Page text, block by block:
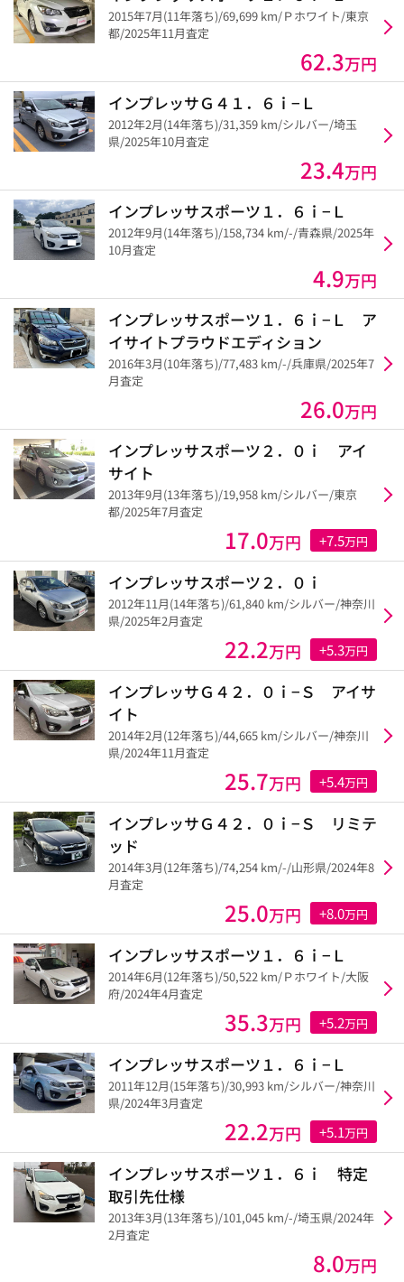
2015年7月(11年落ち)/69,699 km/Ｐホワイト/東京
都/2025年11月査定
62.3万円
インプレッサＧ４１．６ｉ−Ｌ
2012年2月(14年落ち)/31,359 km/シルバー/埼玉
県/2025年10月査定
23.4万円
インプレッサスポーツ１．６ｉ−Ｌ
2012年9月(14年落ち)/158,734 km/-/青森県/2025年
10月査定
4.9万円
インプレッサスポーツ１．６ｉ−Ｌ ア
イサイトプラウドエディション
2016年3月(10年落ち)/77,483 km/-/兵庫県/2025年7
月査定
26.0万円
インプレッサスポーツ２．０ｉ アイ
サイト
2013年9月(13年落ち)/19,958 km/シルバー/東京
都/2025年7月査定
17.0万円 +7.5万円
インプレッサスポーツ２．０ｉ
2012年11月(14年落ち)/61,840 km/シルバー/神奈川
県/2025年2月査定
22.2万円 +5.3万円
インプレッサＧ４２．０ｉ−Ｓ アイサ
イト
2014年2月(12年落ち)/44,665 km/シルバー/神奈川
県/2024年11月査定
25.7万円 +5.4万円
インプレッサＧ４２．０ｉ−Ｓ リミテ
ッド
2014年3月(12年落ち)/74,254 km/-/山形県/2024年8
月査定
25.0万円 +8.0万円
インプレッサスポーツ１．６ｉ−Ｌ
2014年6月(12年落ち)/50,522 km/Ｐホワイト/大阪
府/2024年4月査定
35.3万円 +5.2万円
インプレッサスポーツ１．６ｉ−Ｌ
2011年12月(15年落ち)/30,993 km/シルバー/神奈川
県/2024年3月査定
22.2万円 +5.1万円
インプレッサスポーツ１．６ｉ 特定
取引先仕様
2013年3月(13年落ち)/101,045 km/-/埼玉県/2024年
2月査定
8.0万円